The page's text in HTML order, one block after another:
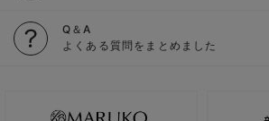
Q＆A
よくある質問をまとめました